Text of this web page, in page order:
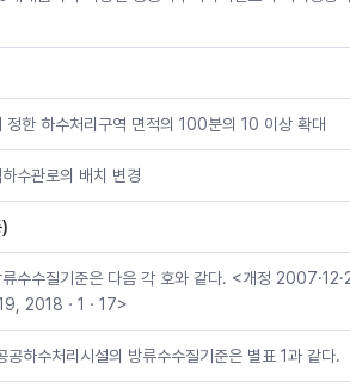
정한 하수처리구역 면적의 100분의 10 이상 확대
수관로의 배치 변경
수수질기준은 다음 각 호와 같다. <개정
2018ㆍ1ㆍ17>
공하수처리시설의 방류수수질기준은 별표 1과 같다.